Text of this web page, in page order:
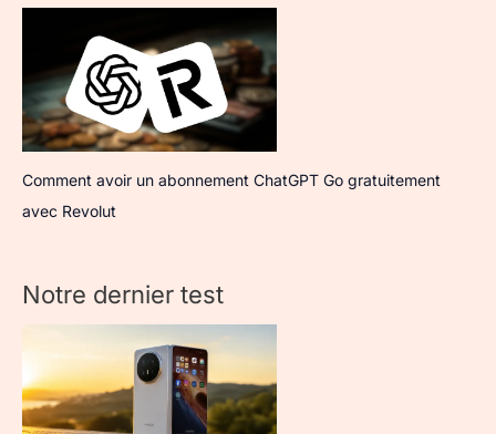
Comment avoir un abonnement ChatGPT Go gratuitement
avec Revolut
Notre dernier test